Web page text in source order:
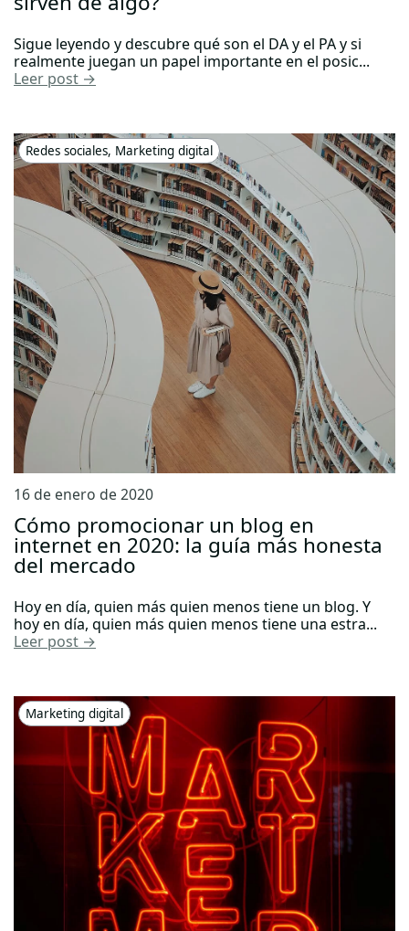
Sigue leyendo y descubre qué son el DA y el PA y si
realmente juegan un papel importante en el posic...
Leer post →
Redes sociales, Marketing digital
16 de enero de 2020
Cómo promocionar un blog en
internet en 2020: la guía más honesta
del mercado
Hoy en día, quien más quien menos tiene un blog. Y
hoy en día, quien más quien menos tiene una estra...
Leer post →
Marketing digital